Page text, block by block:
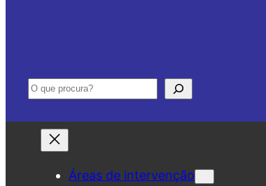
Pesquisar
Áreas de intervenção